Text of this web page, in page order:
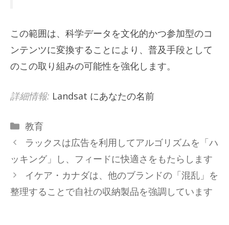
この範囲は、科学データを文化的かつ参加型のコ
ンテンツに変換することにより、普及手段として
のこの取り組みの可能性を強化します。
詳細情報: Landsat にあなたの名前
カ
テ
リ
ー
教育
ラックスは広告を利用してアルゴリズムを「ハ
ッキング」し、フィードに快適さをもたらします
イケア・カナダは、他のブランドの「混乱」を
整理することで自社の収納製品を強調しています